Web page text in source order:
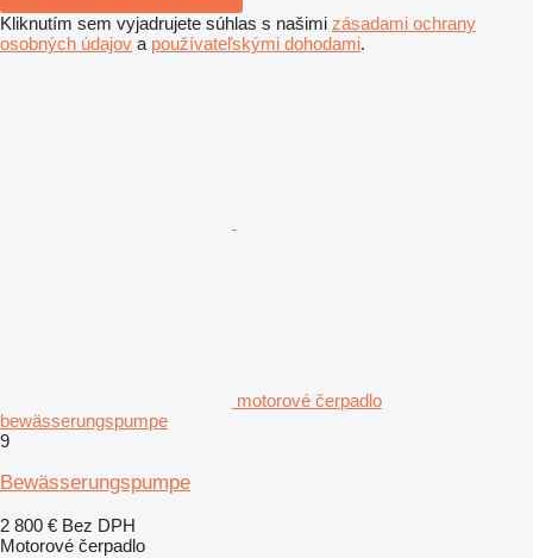
Kliknutím sem vyjadrujete súhlas s našimi zásadami ochrany
osobných údajov a používateľskými dohodami.
motorové čerpadlo
bewässerungspumpe
9
Bewässerungspumpe
2 800 € Bez DPH
Motorové čerpadlo